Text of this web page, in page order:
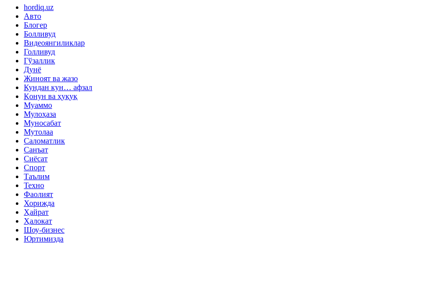
hordiq.uz
Авто
Блогер
Болливуд
Видеоянгиликлар
Голливуд
Гўзаллик
Дунё
Жиноят ва жазо
Кундан кун… афзал
Қонун ва ҳуқуқ
Муаммо
Мулоҳаза
Муносабат
Мутолаа
Саломатлик
Санъат
Сиёсат
Спорт
Таълим
Техно
Фаолият
Хорижда
Ҳайрат
Ҳалокат
Шоу-бизнес
Юртимизда